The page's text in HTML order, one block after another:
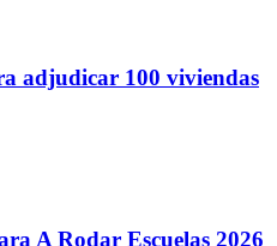
adjudicar 100 viviendas
A Rodar Escuelas 2026